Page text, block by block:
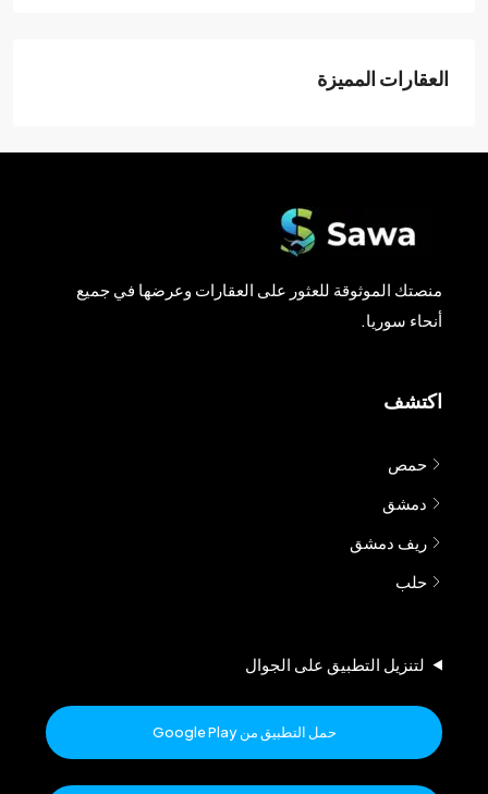
العقارات المميزة
منصتك الموثوقة للعثور على العقارات وعرضها في جميع
أنحاء سوريا.
اكتشف
حمص
دمشق
ريف دمشق
حلب
لتنزيل التطبيق على الجوال
حمل التطبيق من Google Play